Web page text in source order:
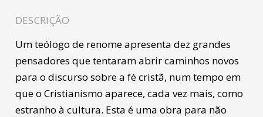
DESCRIÇÃO
Um teólogo de renome apresenta dez grandes
pensadores que tentaram abrir caminhos novos
para o discurso sobre a fé cristã, num tempo em
que o Cristianismo aparece, cada vez mais, como
estranho à cultura. Esta é uma obra para não